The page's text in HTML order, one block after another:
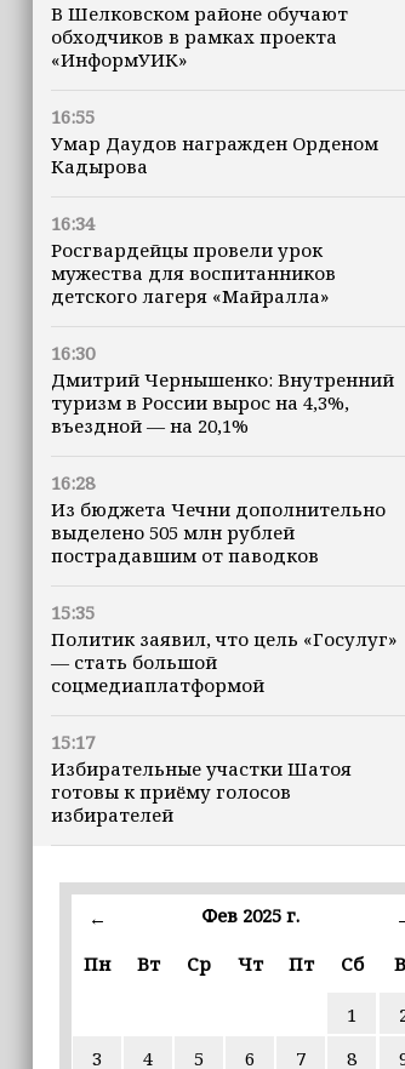
В Шелковском районе обучают
обходчиков в рамках проекта
«ИнформУИК»
16:55
Умар Даудов награжден Орденом
Кадырова
16:34
Росгвардейцы провели урок
мужества для воспитанников
детского лагеря «Майралла»
16:30
Дмитрий Чернышенко: Внутренний
туризм в России вырос на 4,3%,
въездной — на 20,1%
16:28
Из бюджета Чечни дополнительно
выделено 505 млн рублей
пострадавшим от паводков
15:35
Политик заявил, что цель «Госулуг»
— стать большой
соцмедиаплатформой
15:17
Избирательные участки Шатоя
готовы к приёму голосов
избирателей
Турция, Саудовская Аравия и
Пакистан подписали «Мекканское
Кадыров: сдача в плен становится
для многих военнослужащих ВСУ
← Фев 2025 г.
Пн
Вт Ср Чт Пт Сб
1
3
4 5 6 7 8